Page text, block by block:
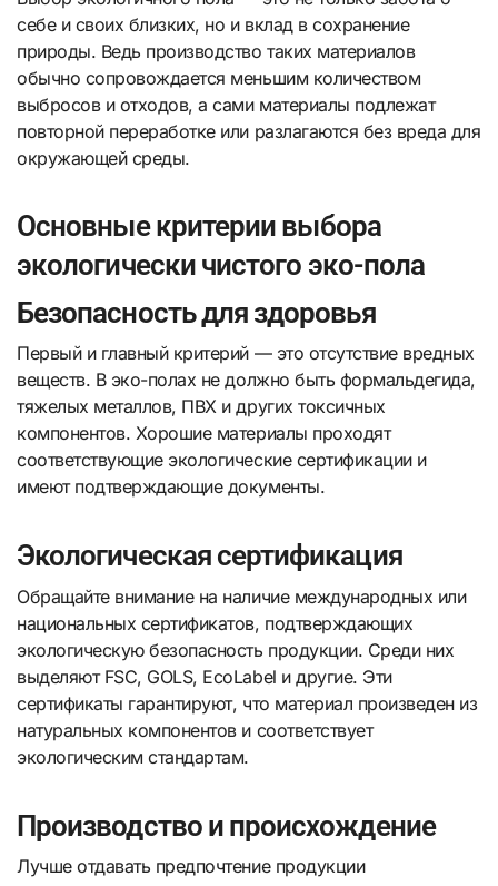
себе и своих близких, но и вклад в сохранение
природы. Ведь производство таких материалов
обычно сопровождается меньшим количеством
выбросов и отходов, а сами материалы подлежат
повторной переработке или разлагаются без вреда для
окружающей среды.
Основные критерии выбора
экологически чистого эко-пола
Безопасность для здоровья
Первый и главный критерий — это отсутствие вредных
веществ. В эко-полах не должно быть формальдегида,
тяжелых металлов, ПВХ и других токсичных
компонентов. Хорошие материалы проходят
соответствующие экологические сертификации и
имеют подтверждающие документы.
Экологическая сертификация
Обращайте внимание на наличие международных или
национальных сертификатов, подтверждающих
экологическую безопасность продукции. Среди них
выделяют FSC, GOLS, EcoLabel и другие. Эти
сертификаты гарантируют, что материал произведен из
натуральных компонентов и соответствует
экологическим стандартам.
Производство и происхождение
Лучше отдавать предпочтение продукции